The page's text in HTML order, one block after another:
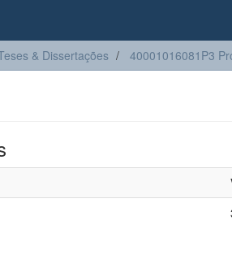
& Dissertações 40001016081P3